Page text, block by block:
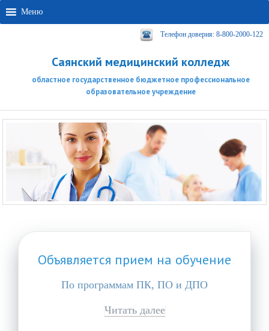
Меню
Телефон доверия: 8-800-2000-122
Саянский медицинский колледж
областное государственное бюджетное профессиональное
образовательное учреждение
Объявляется прием на обучение
По программам ПК, ПО и ДПО
Читать далее